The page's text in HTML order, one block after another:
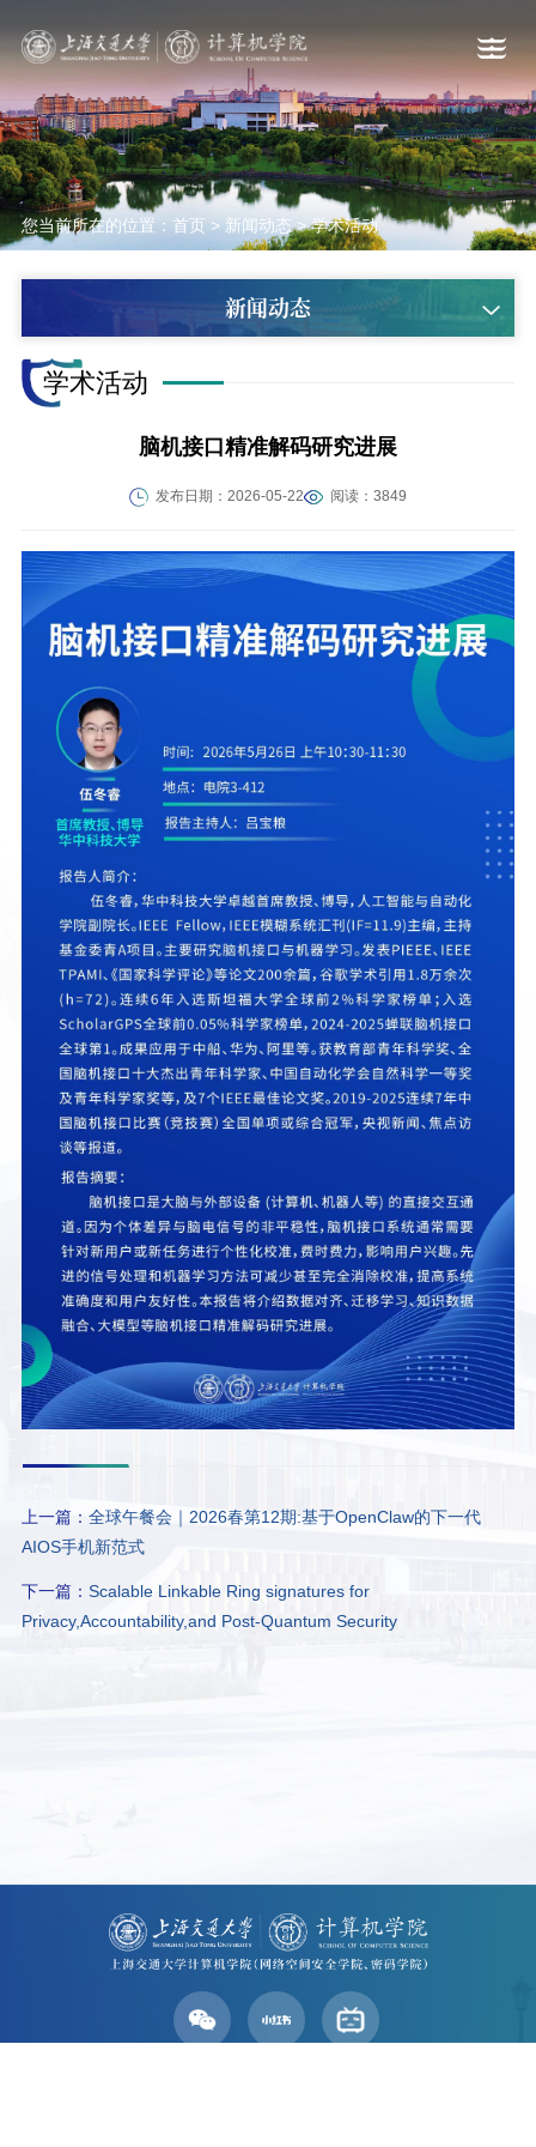
您当前所在的位置： 首页> 新闻动态>学术活动
新闻动态
学术活动
脑机接口精准解码研究进展
发布日期：2026-05-22 阅读：3849
上一篇： 全球午餐会｜2026春第12期:基于OpenClaw的下一代
AIOS手机新范式
下一篇： Scalable Linkable Ring signatures for
Privacy,Accountability,and Post-Quantum Security